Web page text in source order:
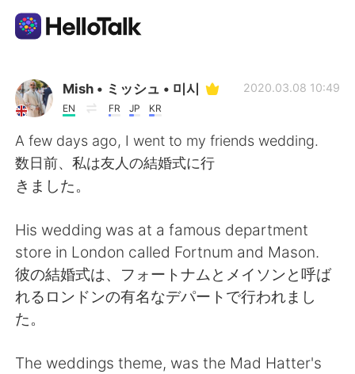
Appli d'échange linguistique
AI Grammar Checker
Français
English 简体中文
繁體中文 Español
日本語 한국어
Mish • ミッシュ • 미시
EN FR JP KR
2020.03.08 10:49
A few days ago, I went to my friends wedding.
数日前、私は友人の結婚式に行
きました。
His wedding was at a famous department
store in London called Fortnum and Mason.
彼の結婚式は、フォートナムとメイソンと呼ば
れるロンドンの有名なデパートで行われまし
た。
The weddings theme, was the Mad Hatter's